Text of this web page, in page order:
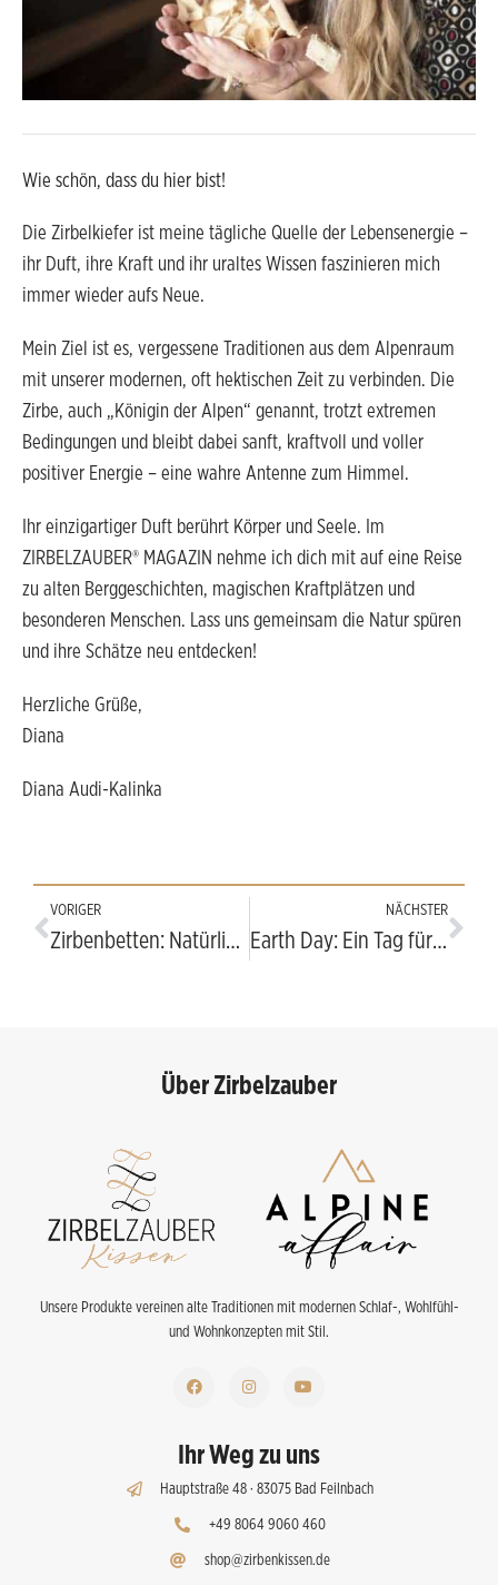
Wie schön, dass du hier bist!
Die Zirbelkiefer ist meine tägliche Quelle der Lebensenergie –
ihr Duft, ihre Kraft und ihr uraltes Wissen faszinieren mich
immer wieder aufs Neue.
Mein Ziel ist es, vergessene Traditionen aus dem Alpenraum
mit unserer modernen, oft hektischen Zeit zu verbinden. Die
Zirbe, auch „Königin der Alpen“ genannt, trotzt extremen
Bedingungen und bleibt dabei sanft, kraftvoll und voller
positiver Energie – eine wahre Antenne zum Himmel.
Ihr einzigartiger Duft berührt Körper und Seele. Im
ZIRBELZAUBER® MAGAZIN nehme ich dich mit auf eine Reise
zu alten Berggeschichten, magischen Kraftplätzen und
besonderen Menschen. Lass uns gemeinsam die Natur spüren
und ihre Schätze neu entdecken!
Herzliche Grüße,
Diana
Diana Audi-Kalinka
VORIGER
Zirbenbetten: Natürlich schlafen wie im Zirbenwald
NÄCHSTER
Earth Day: Ein Tag für unseren Planeten
Über Zirbelzauber
Unsere Produkte vereinen alte Traditionen mit modernen Schlaf-, Wohlfühl-
und Wohnkonzepten mit Stil.
Ihr Weg zu uns
Hauptstraße 48 · 83075 Bad Feilnbach
+49 8064 9060 460
shop@zirbenkissen.de